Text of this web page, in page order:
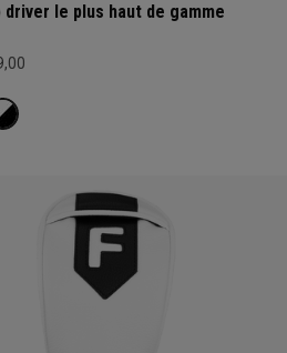
driver le plus haut de gamme